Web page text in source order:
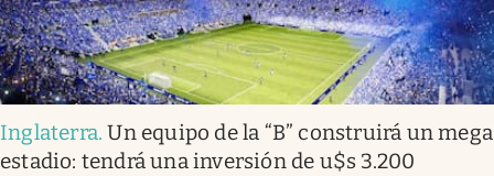
Inglaterra.Un equipo de la “B” construirá un mega
estadio: tendrá una inversión de u$s 3.200